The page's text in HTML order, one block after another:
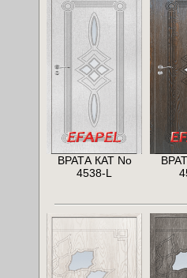
ВРАТА КАТ No
4538-L